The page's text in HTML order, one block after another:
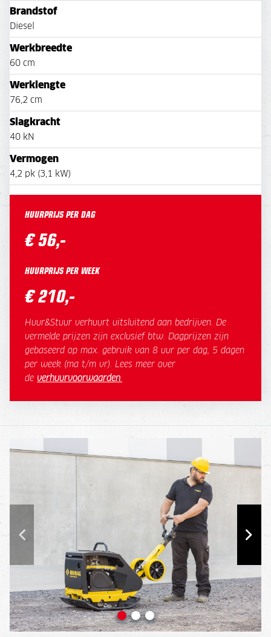
Brandstof
Diesel
Werkbreedte
60 cm
Werklengte
76,2 cm
Slagkracht
40 kN
Vermogen
4,2 pk (3,1 kW)
HUURPRIJS PER DAG
€ 56,-
HUURPRIJS PER WEEK
€ 210,-
Huur&Stuur verhuurt uitsluitend aan bedrijven. De
vermelde prijzen zijn exclusief btw. Dagprijzen zijn
gebaseerd op max. gebruik van 8 uur per dag, 5 dagen
per week (ma t/m vr). Lees meer over
de verhuurvoorwaarden